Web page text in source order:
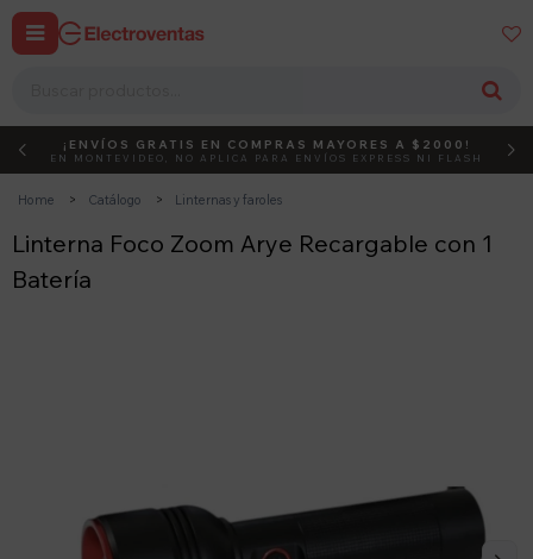
 
DEBUT ACTIVÁ EL CÓDIGO
¡ENVÍOS GRATIS EN COMPRAS MAYORES A $2000!
EN MONTEVIDEO, NO APLICA PARA ENVÍOS EXPRESS NI FLASH
Home Catálogo Linternas y faroles
Linterna Foco Zoom Arye Recargable con 1
Batería